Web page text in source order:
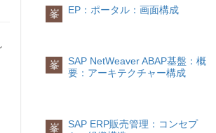
峯 EP：ポータル：画面構成
峯
SAP NetWeaver ABAP基盤：概
要：アーキテクチャー構成
峯
SAP ERP販売管理：コンセプ